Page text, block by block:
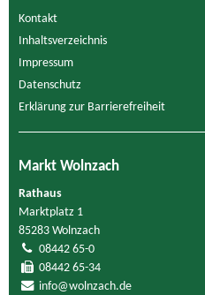
Kontakt
Inhaltsverzeichnis
Impressum
Datenschutz
Erklärung zur Barrierefreiheit
Markt Wolnzach
Rathaus
Marktplatz 1
85283 Wolnzach
08442 65-0
08442 65-34
info@wolnzach.de